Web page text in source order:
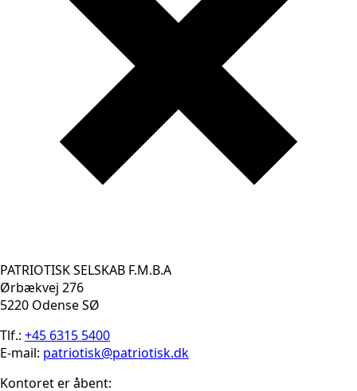
PATRIOTISK SELSKAB F.M.B.A
Ørbækvej 276
5220 Odense SØ
Tlf.: +45 6315 5400
E-mail: patriotisk@patriotisk.dk
Kontoret er åbent: